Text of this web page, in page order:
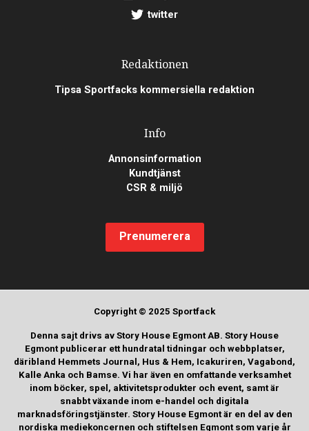
twitter
Redaktionen
Tipsa Sportfacks kommersiella redaktion
Info
Annonsinformation
Kundtjänst
CSR & miljö
Prenumerera
Copyright © 2025 Sportfack
Denna sajt drivs av Story House Egmont AB. Story House
Egmont publicerar ett hundratal tidningar och webbplatser,
däribland Hemmets Journal, Hus & Hem, Icakuriren, Vagabond,
Kalle Anka och Bamse. Vi har även en omfattande verksamhet
inom böcker, spel, aktivitetsprodukter och event, samt är
snabbt växande inom e-handel och digitala
marknadsföringstjänster. Story House Egmont är en del av den
nordiska mediekoncernen och stiftelsen Egmont som varje år